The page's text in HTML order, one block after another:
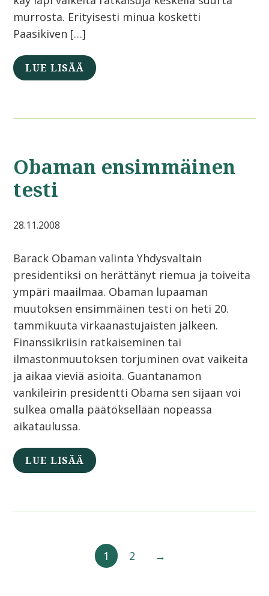
murrosta. Erityisesti minua kosketti
Paasikiven […]
LUE LISÄÄ
Obaman ensimmäinen
testi
28.11.2008
Barack Obaman valinta Yhdysvaltain
presidentiksi on herättänyt riemua ja toiveita
ympäri maailmaa. Obaman lupaaman
muutoksen ensimmäinen testi on heti 20.
tammikuuta virkaanastujaisten jälkeen.
Finanssikriisin ratkaiseminen tai
ilmastonmuutoksen torjuminen ovat vaikeita
ja aikaa vieviä asioita. Guantanamon
vankileirin presidentti Obama sen sijaan voi
sulkea omalla päätöksellään nopeassa
aikataulussa.
LUE LISÄÄ
1 2 →